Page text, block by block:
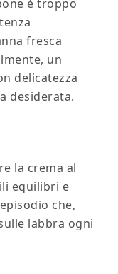
è troppo
fresca
un
delicatezza
desiderata.
la crema al
equilibri e
che,
labbra ogni